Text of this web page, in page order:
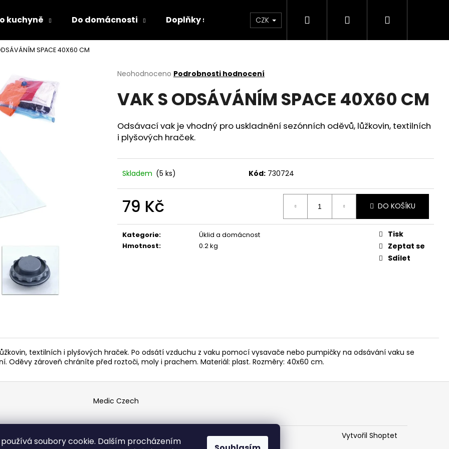
soubory cookie. Dalším procházením
kuchyně Do domácnosti Doplňky s LED světlem Zdraví Výprodej skladových
CZK Hledat PřihlášeníNákupní
SPACE 40X60 CM
Průměrné
produktu
je
z
5
hvězdiček.
Neohodnoceno Podrobnosti hodnocení
VAK S ODSÁVÁNÍM SPACE 40X60 CM
Odsávací vak je vhodný pro uskladnění sezónních oděvů, lůžkovin, textilních
i plyšových hraček.
Skladem (5 ks) Kód: 730724
79 Kč
cena:
DO KOŠÍKU
Kategorie:
Úklid a domácnost
Hmotnost: 0.2 kg
Tisk
Zeptat se
Sdílet
textilních i plyšových hraček. Po odsátí vzduchu z vaku pomocí vysavače nebo pumpičky na odsávání vaku se
Oděvy zároveň chráníte před roztoči, moly i prachem. Materiál: plast. Rozměry: 40x60 cm.
Co potřebujete najít?
HLEDAT
LÁHEV NA PITÍ KIDS FUN
PÁNEVNÍ PROLOŽKY SADA 3 KUSY
Medic Czech
Vytvořil Shoptet